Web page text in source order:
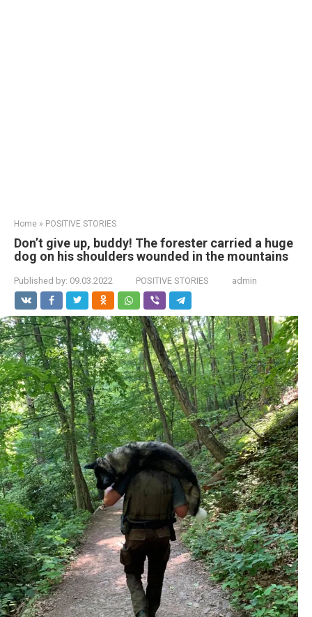
Home » POSITIVE STORIES
Don’t give up, buddy! The forester carried a huge
dog on his shoulders wounded in the mountains
Published by: 09.03.2022 POSITIVE STORIES admin